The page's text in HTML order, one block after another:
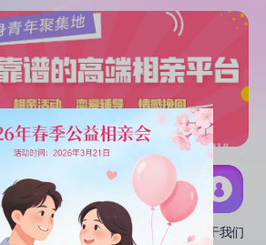
互选CP 推广中心 关于我们